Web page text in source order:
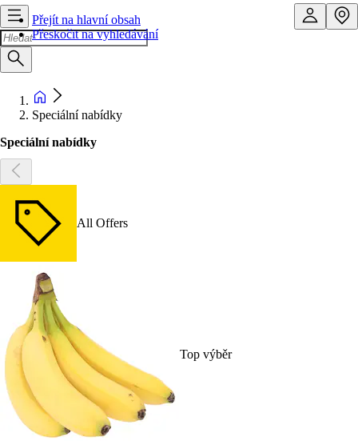
Přejít na hlavní obsah
Přeskočit na vyhledávání
Speciální nabídky
Speciální nabídky
All Offers
Top výběr